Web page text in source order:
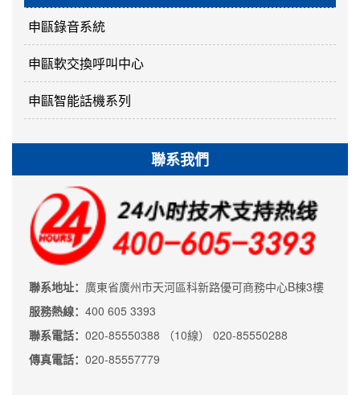
申甌錄音系統
申甌軟交換呼叫中心
申甌智能話機系列
聯系我們
聯系地址： 廣東省廣州市天河區科新路優可商務中心B棟3樓
服務熱線： 400 605 3393
聯系電話： 020-85550388 （10線） 020-85550288
傳真電話： 020-85557779